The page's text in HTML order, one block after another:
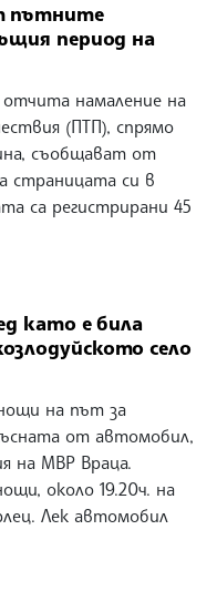
пътните
период на
намаление на
(ПТП), спрямо
съобщават от
страницата си в
са регистрирани 45
като е била
село
на път за
от автомобил,
на МВР Враца.
около 19.20ч. на
Лек автомобил